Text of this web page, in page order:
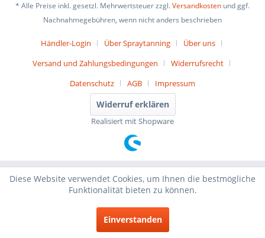
* Alle Preise inkl. gesetzl. Mehrwertsteuer zzgl.Versandkosten und ggf.
Nachnahmegebühren, wenn nicht anders beschrieben
Händler-Login Über Spraytanning
Über uns
Versand und Zahlungsbedingungen
Widerrufsrecht
Datenschutz
AGB Impressum
Widerruf erklären
Realisiert mit Shopware
Diese Website verwendet Cookies, um Ihnen die bestmögliche
Funktionalität bieten zu können.
Einverstanden